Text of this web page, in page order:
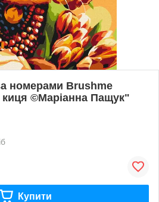
номерами Brushme
©Маріанна Пащук"
Купити